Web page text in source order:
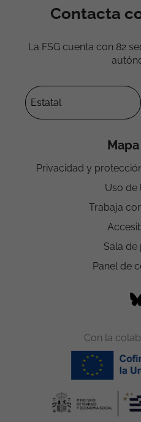
Contacta
La FSG cuenta con 82
Privacidad y
Uso de
Trabaja
Sala de
Panel de
Con la